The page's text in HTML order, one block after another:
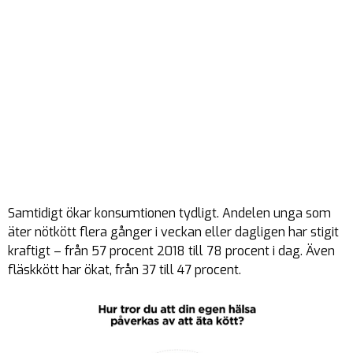
Samtidigt ökar konsumtionen tydligt. Andelen unga som
äter nötkött flera gånger i veckan eller dagligen har stigit
kraftigt – från 57 procent 2018 till 78 procent i dag. Även
fläskkött har ökat, från 37 till 47 procent.